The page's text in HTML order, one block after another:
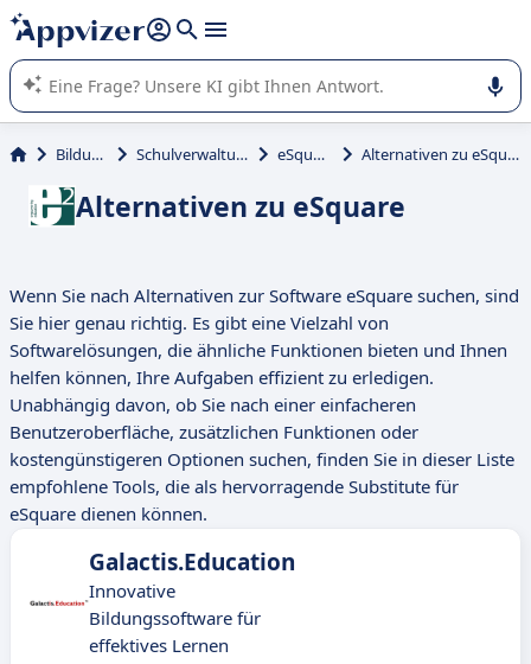
beantworten (mehrere Zeilen mit
Die KI von Appvizer führt Sie bei der Nutzung oder Auswahl
von SaaS-Software in Unternehmen.
Bildung Schulverwaltung eSquare Alternativen zu eSquare
Alternativen zu eSquare
Wenn Sie nach Alternativen zur Software eSquare suchen, sind
Sie hier genau richtig. Es gibt eine Vielzahl von
Softwarelösungen, die ähnliche Funktionen bieten und Ihnen
helfen können, Ihre Aufgaben effizient zu erledigen.
Unabhängig davon, ob Sie nach einer einfacheren
Benutzeroberfläche, zusätzlichen Funktionen oder
kostengünstigeren Optionen suchen, finden Sie in dieser Liste
empfohlene Tools, die als hervorragende Substitute für
eSquare dienen können.
Galactis.Education
Innovative
Bildungssoftware für
effektives Lernen